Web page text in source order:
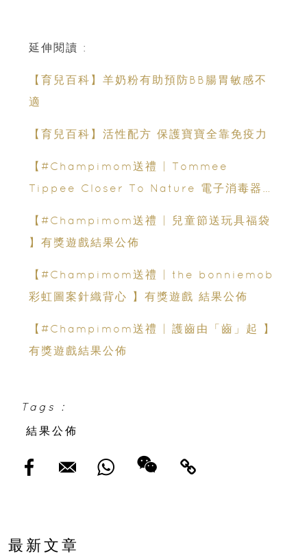
延伸閱讀 :
【育兒百科】羊奶粉有助預防BB腸胃敏感不
適
【育兒百科】活性配方 保護寶寶全靠免疫力
【#Champimom送禮 | Tommee
Tippee Closer To Nature 電子消毒器】
【#Champimom送禮 | 兒童節送玩具福袋
】有獎遊戲結果公佈
【#Champimom送禮 | the bonniemob
彩虹圖案針織背心 】有獎遊戲 結果公佈
【#Champimom送禮 | 護齒由「齒」起 】
有獎遊戲結果公佈
Tags :
結果公佈
最新文章